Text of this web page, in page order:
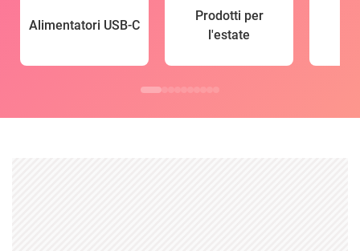
Alimentatori USB-C
Prodotti per
l'estate